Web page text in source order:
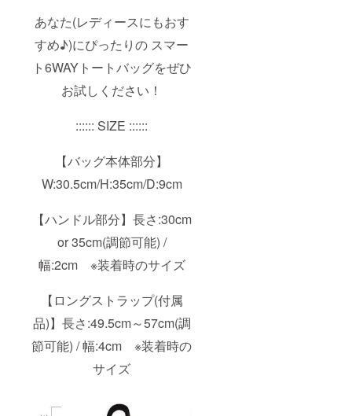
あなた(レディースにもおす
すめ♪)にぴったりの スマー
ト6WAYトートバッグをぜひ
お試しください！
:::::: SIZE ::::::
【バッグ本体部分】
W:30.5cm/H:35cm/D:9cm
【ハンドル部分】長さ:30cm
or 35cm(調節可能) /
幅:2cm ※装着時のサイズ
【ロングストラップ(付属
品)】長さ:49.5cm～57cm(調
節可能) / 幅:4cm ※装着時の
サイズ